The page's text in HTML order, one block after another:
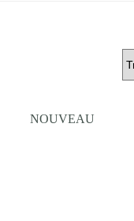
en ligne de
rapide dans tout
NOUVEAU